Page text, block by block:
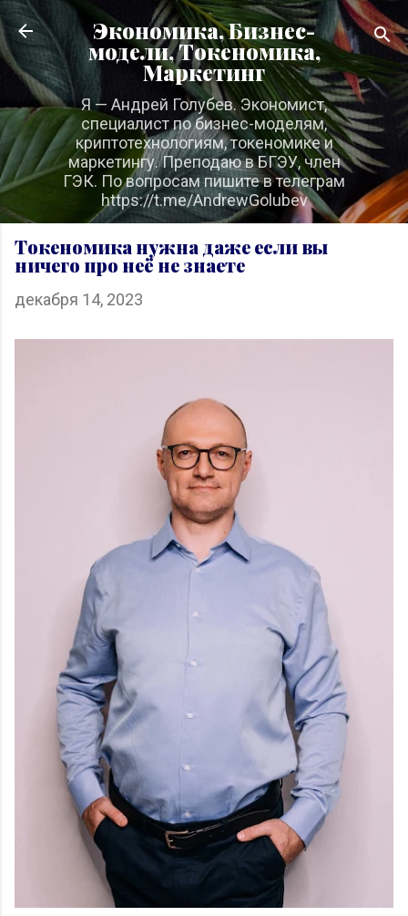
К основному контенту
Экономика, Бизнес-
модели, Токеномика,
Маркетинг
Я — Андрей Голубев. Экономист,
специалист по бизнес-моделям,
криптотехнологиям, токеномике и
маркетингу. Преподаю в БГЭУ, член
ГЭК. По вопросам пишите в телеграм
https://t.me/AndrewGolubev
Токеномика нужна даже если вы
ничего про неё не знаете
декабря 14, 2023